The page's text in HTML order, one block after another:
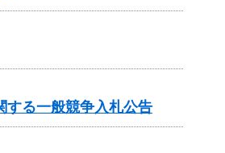
する一般競争入札公告